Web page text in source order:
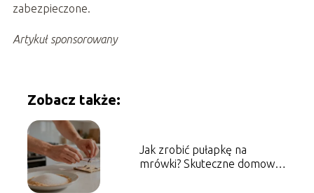
zabezpieczone.
Artykuł sponsorowany
Zobacz także:
Jak zrobić pułapkę na
mrówki? Skuteczne domowe